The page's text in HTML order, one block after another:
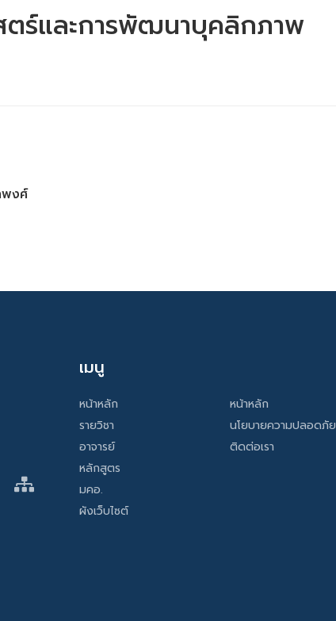
ตร์และการพัฒนาบุคลิกภาพ
พงศ์
เมนู
หน้าหลัก
รายวิชา
อาจารย์
หลักสูตร
มคอ.
ผังเว็บไซต์
หน้าหลัก
นโยบายความปลอดภัย
ติดต่อเรา